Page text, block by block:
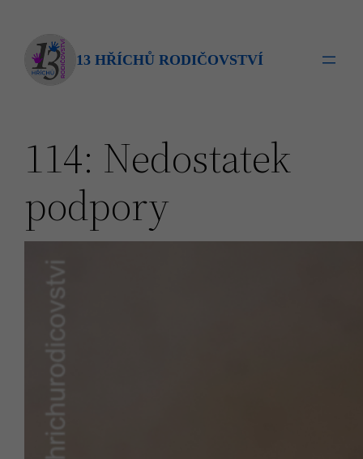
obsah
13 HŘÍCHŮ RODIČOVSTVÍ
114: Nedostatek
podpory